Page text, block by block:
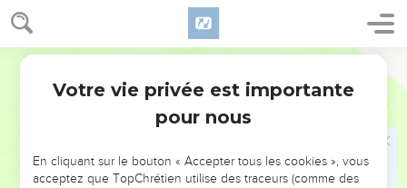
Marc 4
Et il ne leur parlait point sans similitudes ; mais, en
particulier, il expliquait tout à ses disciples.
Ce jour-là, quand le soir fut venu, il leur dit : Passons de
Et après avoir renvoyé le peuple, ils emmenèrent Jésus
dans la barque comme il y était ; et il y avait aussi d'autres
Votre vie privée est importante
pour nous
En cliquant sur le bouton « Accepter tous les cookies », vous
acceptez que TopChrétien utilise des traceurs (comme des